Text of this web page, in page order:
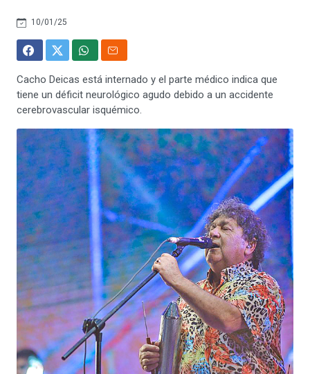
10/01/25
Cacho Deicas está internado y el parte médico indica que
tiene un déficit neurológico agudo debido a un accidente
cerebrovascular isquémico.